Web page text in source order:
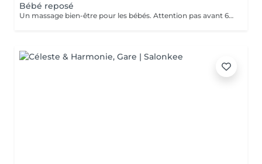
Bébé reposé
Un massage bien-être pour les bébés. Attention pas avant 6 mois, présence d'un parent pendant le massage.